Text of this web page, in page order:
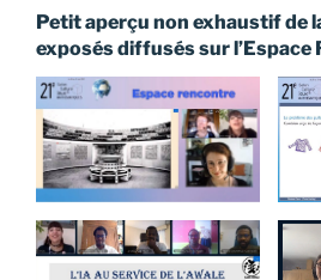
Petit aperçu non exhaustif de
exposés diffusés sur l’Espace